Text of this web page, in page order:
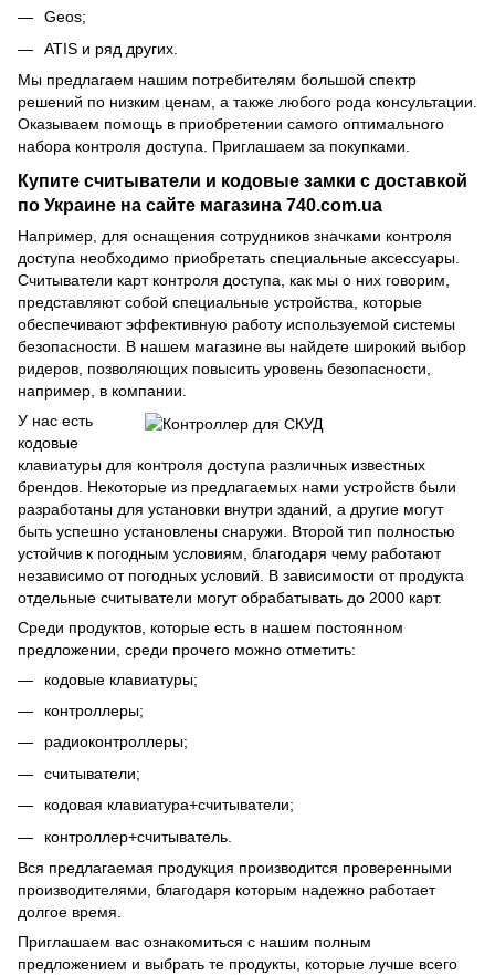
Geos;
ATIS и ряд других.
Мы предлагаем нашим потребителям большой спектр
решений по низким ценам, а также любого рода консультации.
Оказываем помощь в приобретении самого оптимального
набора контроля доступа. Приглашаем за покупками.
Купите считыватели и кодовые замки с доставкой
по Украине на сайте магазина 740.com.ua
Например, для оснащения сотрудников значками контроля
доступа необходимо приобретать специальные аксессуары.
Считыватели карт контроля доступа, как мы о них говорим,
представляют собой специальные устройства, которые
обеспечивают эффективную работу используемой системы
безопасности. В нашем магазине вы найдете широкий выбор
ридеров, позволяющих повысить уровень безопасности,
например, в компании.
У нас есть
кодовые
клавиатуры для контроля доступа различных известных
брендов. Некоторые из предлагаемых нами устройств были
разработаны для установки внутри зданий, а другие могут
быть успешно установлены снаружи. Второй тип полностью
устойчив к погодным условиям, благодаря чему работают
независимо от погодных условий. В зависимости от продукта
отдельные считыватели могут обрабатывать до 2000 карт.
Среди продуктов, которые есть в нашем постоянном
предложении, среди прочего можно отметить:
кодовые клавиатуры;
контроллеры;
радиоконтроллеры;
считыватели;
кодовая клавиатура+считыватели;
контроллер+считыватель.
Вся предлагаемая продукция производится проверенными
производителями, благодаря которым надежно работает
долгое время.
Приглашаем вас ознакомиться с нашим полным
предложением и выбрать те продукты, которые лучше всего